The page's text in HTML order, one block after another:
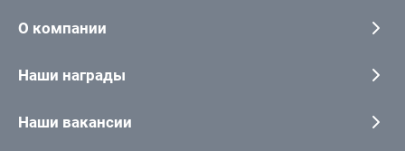
О компании
Наши награды
Наши вакансии